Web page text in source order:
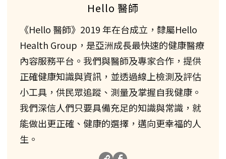
Hello 醫師
《Hello 醫師》2019 年在台成立，隸屬Hello
Health Group，是亞洲成長最快速的健康醫療
內容服務平台。我們與醫師及專家合作，提供
正確健康知識與資訊，並透過線上檢測及評估
小工具，供民眾追蹤、測量及掌握自我健康。
我們深信人們只要具備充足的知識與常識，就
能做出更正確、健康的選擇，邁向更幸福的人
生。